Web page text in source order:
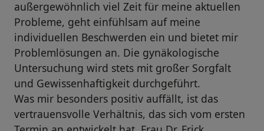
außergewöhnlich viel Zeit für meine aktuellen
Probleme, geht einfühlsam auf meine
individuellen Beschwerden ein und bietet mir
Problemlösungen an. Die gynäkologische
Untersuchung wird stets mit großer Sorgfalt
und Gewissenhaftigkeit durchgeführt.
Was mir besonders positiv auffällt, ist das
vertrauensvolle Verhältnis, das sich vom ersten